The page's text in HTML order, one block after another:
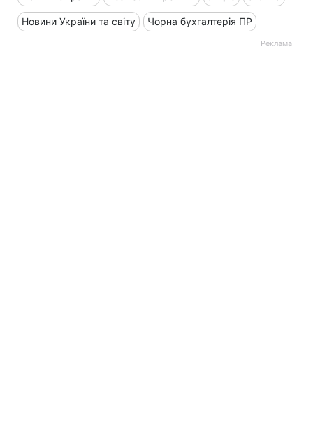
Новини України та світу Чорна бухгалтерія ПР